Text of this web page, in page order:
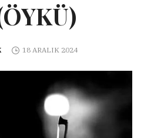
18 ARALIK 2024